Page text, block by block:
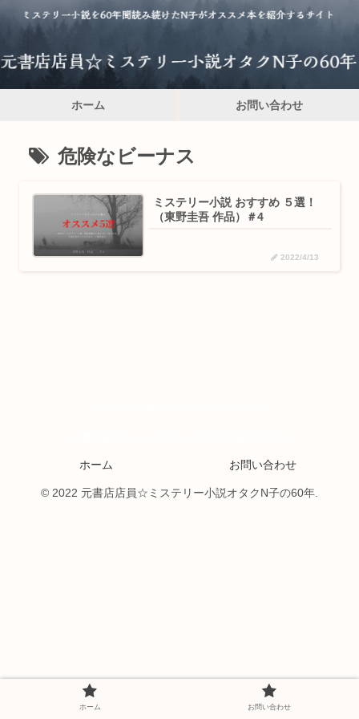
ホーム お問い合わせ
危険なビーナス
ミステリー小説 おすすめ ５選！
（東野圭吾 作品）＃4
2022/4/13
ホーム お問い合わせ
© 2022 元書店店員☆ミステリー小説オタクN子の60年.
ホーム お問い合わせ